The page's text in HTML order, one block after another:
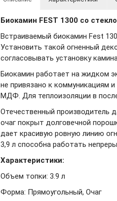
Биокамин FEST 1300 со
Встраиваемый биокамин Fest
Установить такой огненный
согласовывать установку
Биокамин работает на жидком
не привязано к коммуникациям
МДФ. Для теплоизоляции в
Отечественный производитель
очаг покрыт долговечной
дает красивую ровную линию
3,9 л способна работать
Характеристики:
Объем топки: 3.9 л
Форма: Прямоугольный, Очаг